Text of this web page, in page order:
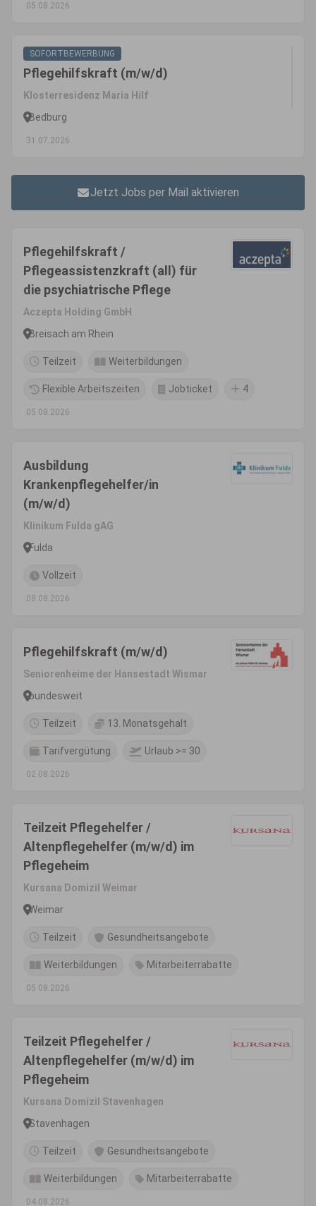
05.08.2026
SOFORTBEWERBUNG
Pflegehilfskraft (m/w/d)
Klosterresidenz Maria Hilf
Bedburg
31.07.2026
Jetzt Jobs per Mail aktivieren
Pflegehilfskraft /
Pflegeassistenzkraft (all) für
die psychiatrische Pflege
Aczepta Holding GmbH
Breisach am Rhein
Teilzeit Weiterbildungen
Flexible Arbeitszeiten Jobticket 4
05.08.2026
Ausbildung
Krankenpflegehelfer/in
(m/w/d)
Klinikum Fulda gAG
Fulda
Vollzeit
08.08.2026
Pflegehilfskraft (m/w/d)
Seniorenheime der Hansestadt Wismar
bundesweit
Teilzeit 13. Monatsgehalt
Tarifvergütung Urlaub >= 30
02.08.2026
Teilzeit Pflegehelfer /
Altenpflegehelfer (m/w/d) im
Pflegeheim
Kursana Domizil Weimar
Weimar
Teilzeit Gesundheitsangebote
Weiterbildungen Mitarbeiterrabatte
05.08.2026
Teilzeit Pflegehelfer /
Altenpflegehelfer (m/w/d) im
Pflegeheim
Kursana Domizil Stavenhagen
Stavenhagen
Teilzeit Gesundheitsangebote
Weiterbildungen Mitarbeiterrabatte
04.08.2026